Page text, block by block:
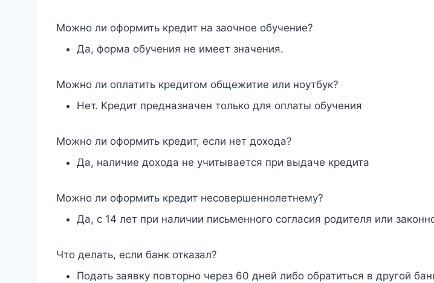
Можно ли оформить кредит на заочное обучение?
Да, форма обучения не имеет значения.
Можно ли оплатить кредитом общежитие или ноутбук?
Нет. Кредит предназначен только для оплаты обучения
Можно ли оформить кредит, если нет дохода?
Да, наличие дохода не учитывается при выдаче кредита
Можно ли оформить кредит несовершеннолетнему?
Да, с 14 лет при наличии письменного согласия родителя или
Что делать, если банк отказал?
Подать заявку повторно через 60 дней либо обратиться в другой